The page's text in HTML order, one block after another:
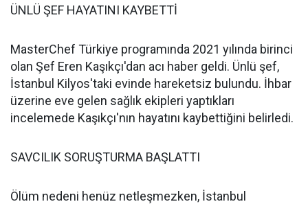
ÜNLÜ ŞEF HAYATINI KAYBETTİ
MasterChef Türkiye programında 2021 yılında birinci
olan Şef Eren Kaşıkçı'dan acı haber geldi. Ünlü şef,
İstanbul Kilyos'taki evinde hareketsiz bulundu. İhbar
üzerine eve gelen sağlık ekipleri yaptıkları
incelemede Kaşıkçı'nın hayatını kaybettiğini belirledi.
SAVCILIK SORUŞTURMA BAŞLATTI
Ölüm nedeni henüz netleşmezken, İstanbul